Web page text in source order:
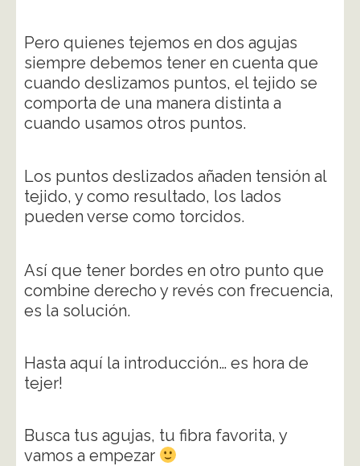
Pero quienes tejemos en dos agujas
siempre debemos tener en cuenta que
cuando deslizamos puntos, el tejido se
comporta de una manera distinta a
cuando usamos otros puntos.
Los puntos deslizados añaden tensión al
tejido, y como resultado, los lados
pueden verse como torcidos.
Así que tener bordes en otro punto que
combine derecho y revés con frecuencia,
es la solución.
Hasta aquí la introducción… es hora de
tejer!
Busca tus agujas, tu fibra favorita, y
vamos a empezar